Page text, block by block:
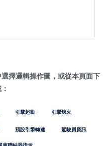
擇邏輯操作圖，或從本頁面下
引擎起動 引擎熄火
預設引擎轉速 駕駛員資訊